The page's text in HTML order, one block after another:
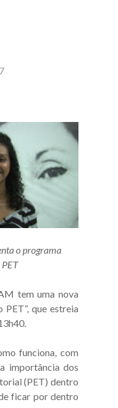
o programa
tem uma nova
PET”, que estreia
funciona, com
importância dos
(PET) dentro
ficar por dentro